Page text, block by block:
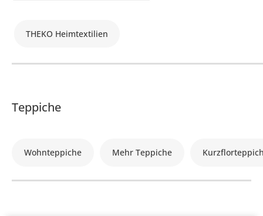
THEKO Heimtextilien
Teppiche
Wohnteppiche Mehr Teppiche